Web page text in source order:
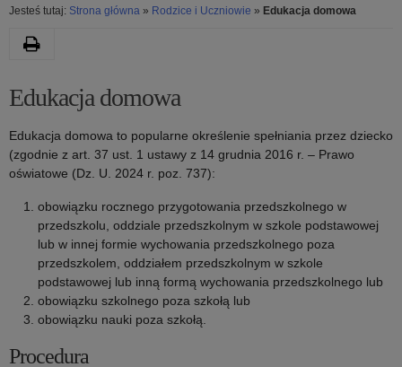
Jesteś tutaj: Strona główna » Rodzice i Uczniowie » Edukacja domowa
Drukuj
Kategoria:
Edukacja
domowa
Edukacja domowa
Edukacja domowa to popularne określenie spełniania przez dziecko
(zgodnie z art. 37 ust. 1 ustawy z 14 grudnia 2016 r. – Prawo
oświatowe (Dz. U. 2024 r. poz. 737):
obowiązku rocznego przygotowania przedszkolnego w
przedszkolu, oddziale przedszkolnym w szkole podstawowej
lub w innej formie wychowania przedszkolnego poza
przedszkolem, oddziałem przedszkolnym w szkole
podstawowej lub inną formą wychowania przedszkolnego lub
obowiązku szkolnego poza szkołą lub
obowiązku nauki poza szkołą.
Procedura